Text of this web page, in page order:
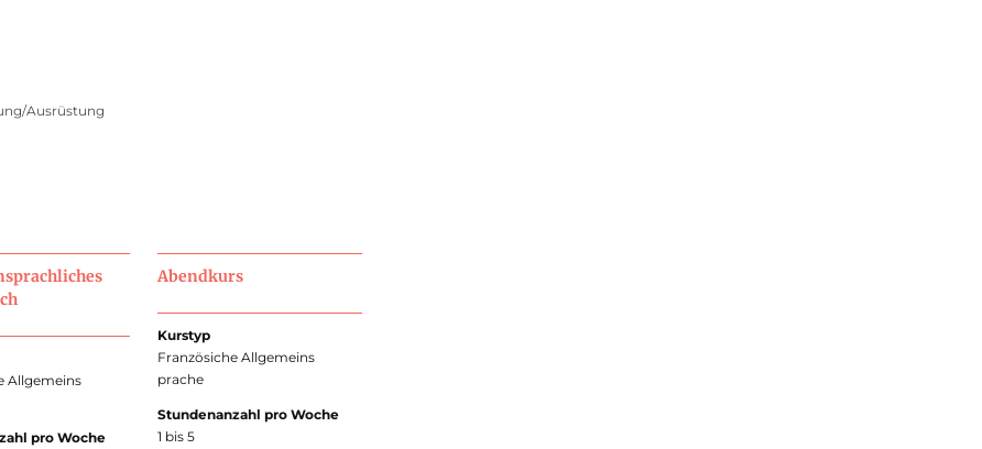
Ausrüstung
Allgemeins
pro Woche
Abendkurs
Kurstyp
Französiche Allgemeins
prache
Stundenanzahl pro Woche
1 bis 5